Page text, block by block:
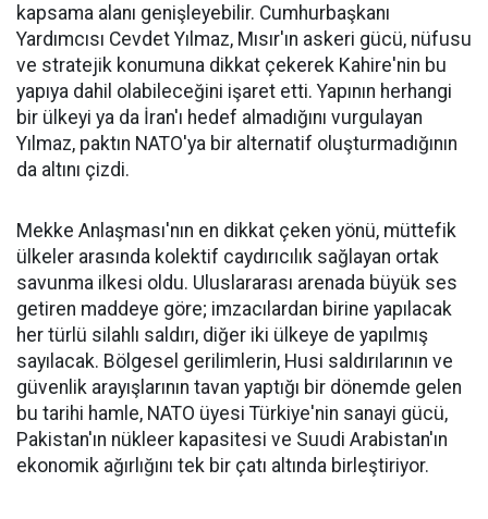
kapsama alanı genişleyebilir. Cumhurbaşkanı
Yardımcısı Cevdet Yılmaz, Mısır'ın askeri gücü, nüfusu
ve stratejik konumuna dikkat çekerek Kahire'nin bu
yapıya dahil olabileceğini işaret etti. Yapının herhangi
bir ülkeyi ya da İran'ı hedef almadığını vurgulayan
Yılmaz, paktın NATO'ya bir alternatif oluşturmadığının
da altını çizdi.
Mekke Anlaşması'nın en dikkat çeken yönü, müttefik
ülkeler arasında kolektif caydırıcılık sağlayan ortak
savunma ilkesi oldu. Uluslararası arenada büyük ses
getiren maddeye göre; imzacılardan birine yapılacak
her türlü silahlı saldırı, diğer iki ülkeye de yapılmış
sayılacak. Bölgesel gerilimlerin, Husi saldırılarının ve
güvenlik arayışlarının tavan yaptığı bir dönemde gelen
bu tarihi hamle, NATO üyesi Türkiye'nin sanayi gücü,
Pakistan'ın nükleer kapasitesi ve Suudi Arabistan'ın
ekonomik ağırlığını tek bir çatı altında birleştiriyor.